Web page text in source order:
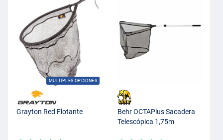
MULTIPLES OPCIONES
Grayton Red Flotante
Behr OCTAPlus Sacadera
Telescópica 1,75m